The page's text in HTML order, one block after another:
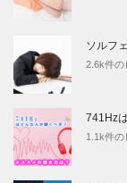
ソルフ
2.6k件の
741Hz
1.1k件の